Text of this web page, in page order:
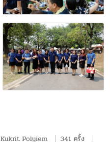
Kukrit Polyiem
341 ครั้ง